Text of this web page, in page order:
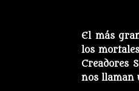
El más
los
Creadores
nos llaman